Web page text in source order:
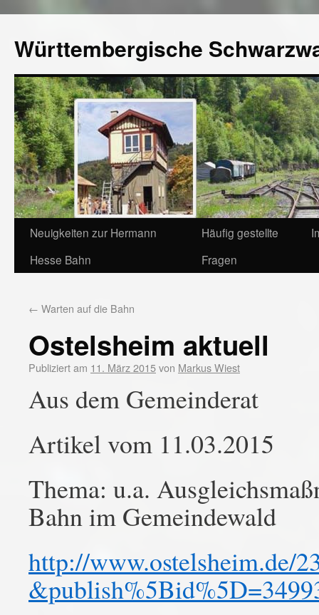
Württembergische
Neuigkeiten zur Hermann
Hesse Bahn
Häufig gestellte
Fragen
← Warten auf die Bahn
Ostelsheim aktuell
Publiziert am 11. März 2015von Markus Wiest
Aus dem Gemeinderat
Artikel vom 11.03.2015
Thema: u.a.
Bahn im Gemeindewald
http://www.ostelsheim.de/